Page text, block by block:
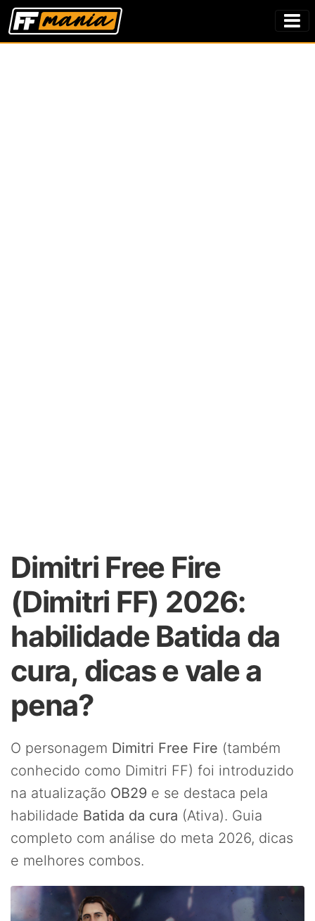
Dimitri Free Fire
(Dimitri FF) 2026:
habilidade Batida da
cura, dicas e vale a
pena?
O personagem Dimitri Free Fire (também
conhecido como Dimitri FF) foi introduzido
na atualização OB29 e se destaca pela
habilidade Batida da cura (Ativa). Guia
completo com análise do meta 2026, dicas
e melhores combos.